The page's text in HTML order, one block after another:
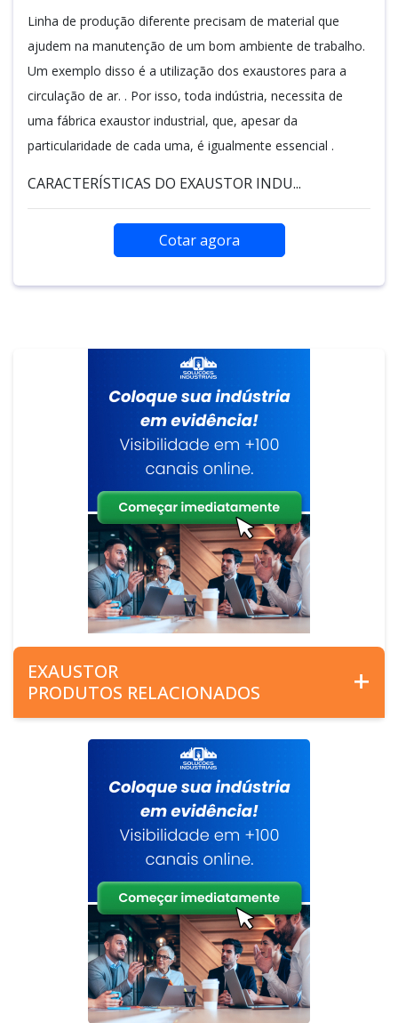
Linha de produção diferente precisam de material que
ajudem na manutenção de um bom ambiente de trabalho.
Um exemplo disso é a utilização dos exaustores para a
circulação de ar. . Por isso, toda indústria, necessita de
uma fábrica exaustor industrial, que, apesar da
particularidade de cada uma, é igualmente essencial .
CARACTERÍSTICAS DO EXAUSTOR INDU...
Cotar agora
EXAUSTOR
PRODUTOS RELACIONADOS